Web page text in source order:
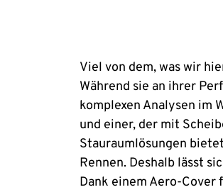
Viel von dem, was wir
Während sie an ihrer
komplexen Analysen im
und einer, der mit
Stauraumlösungen
Rennen. Deshalb lässt
Dank einem Aero-Cover